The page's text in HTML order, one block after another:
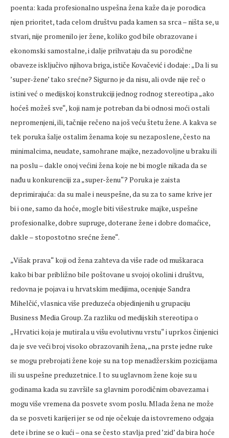
poenta: kada profesionalno uspešna žena kaže da je porodica
njen prioritet, tada celom društvu pada kamen sa srca – ništa se, u
stvari, nije promenilo jer žene, koliko god bile obrazovane i
ekonomski samostalne, i dalje prihvataju da su porodične
obaveze isključivo njihova briga, ističe Kovačević i dodaje: „Da li su
’super-žene’ tako srećne? Sigurno je da nisu, ali ovde nije reč o
istini već o medijskoj konstrukciji jednog rodnog stereotipa „ako
hoćeš možeš sve“, koji nam je potreban da bi odnosi moći ostali
nepromenjeni, ili, tačnije rečeno na još veću štetu žene. A kakva se
tek poruka šalje ostalim ženama koje su nezaposlene, često na
minimalcima, neudate, samohrane majke, nezadovoljne u braku ili
na poslu – dakle onoj većini žena koje ne bi mogle nikada da se
nađu u konkurenciji za „super-ženu“? Poruka je zaista
deprimirajuća: da su male i neuspešne, da su za to same krive jer
bi i one, samo da hoće, mogle biti višestruke majke, uspešne
profesionalke, dobre supruge, doterane žene i dobre domaćice,
dakle – stopostotno srećne žene“.
„Višak prava“ koji od žena zahteva da više rade od muškaraca
kako bi bar približno bile poštovane u svojoj okolini i društvu,
redovna je pojava i u hrvatskim medijima, ocenjuje Sandra
Mihelčić, vlasnica više preduzeća objedinjenih u grupaciju
Business Media Group. Za razliku od medijskih stereotipa o
„Hrvatici koja je mutirala u višu evolutivnu vrstu“ i uprkos činjenici
da je sve veći broj visoko obrazovanih žena, „na prste jedne ruke
se mogu prebrojati žene koje su na top menadžerskim pozicijama
ili su uspešne preduzetnice. I to su uglavnom žene koje su u
godinama kada su završile sa glavnim porodičnim obavezama i
mogu više vremena da posvete svom poslu. Mlada žena ne može
da se posveti karijeri jer se od nje očekuje da istovremeno odgaja
dete i brine se o kući – ona se često stavlja pred ’zid’ da bira hoće